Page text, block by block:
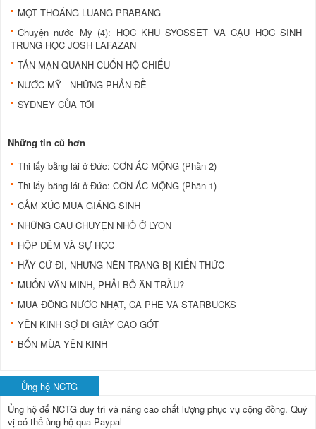
MỘT THOÁNG LUANG PRABANG
Chuyện nước Mỹ (4): HỌC KHU SYOSSET VÀ CẬU HỌC SINH
TRUNG HỌC JOSH LAFAZAN
TẢN MẠN QUANH CUỐN HỘ CHIẾU
NƯỚC MỸ - NHỮNG PHẢN ĐỀ
SYDNEY CỦA TÔI
Những tin cũ hơn
Thi lấy bằng lái ở Đức: CƠN ÁC MỘNG (Phần 2)
Thi lấy bằng lái ở Đức: CƠN ÁC MỘNG (Phần 1)
CẢM XÚC MÙA GIÁNG SINH
NHỮNG CÂU CHUYỆN NHỎ Ở LYON
HỘP ĐÊM VÀ SỰ HỌC
HÃY CỨ ĐI, NHƯNG NÊN TRANG BỊ KIẾN THỨC
MUỐN VĂN MINH, PHẢI BỎ ĂN TRẦU?
MÙA ĐÔNG NƯỚC NHẬT, CÀ PHÊ VÀ STARBUCKS
YÊN KINH SỢ ĐI GIÀY CAO GÓT
BỐN MÙA YÊN KINH
Ủng hộ NCTG
Ủng hộ để NCTG duy trì và nâng cao chất lượng phục vụ cộng đồng. Quý
vị có thể ủng hộ qua Paypal